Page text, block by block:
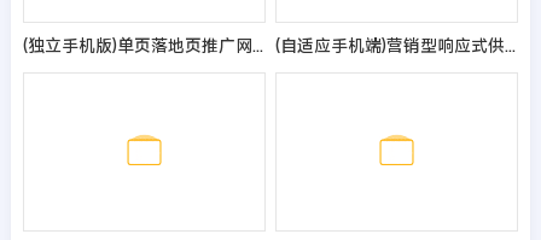
(独立手机版)单页落地页推广网站模板 - 带复制微信号 (自适应手机端)营销型响应式供水环保设备制造类pbootcms企业网站模板 不锈钢水箱水处理网站源码